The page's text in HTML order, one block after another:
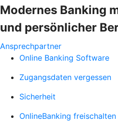
Modernes Banking
und persönlicher
Ansprechpartner
Online Banking Software
Zugangsdaten vergessen
Sicherheit
OnlineBanking freischalten